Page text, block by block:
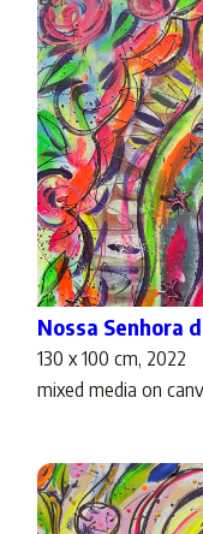
Nossa Senhora
130 x 100 cm, 2022
mixed media on